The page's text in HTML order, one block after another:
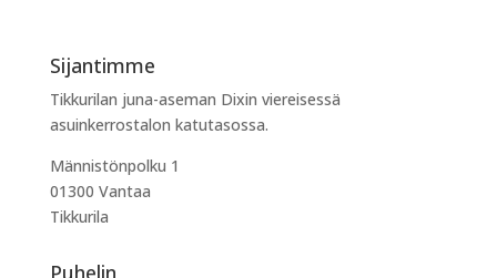
Sijantimme
Tikkurilan juna-aseman Dixin viereisessä
asuinkerrostalon katutasossa.
Männistönpolku 1
01300 Vantaa
Tikkurila
Puhelin